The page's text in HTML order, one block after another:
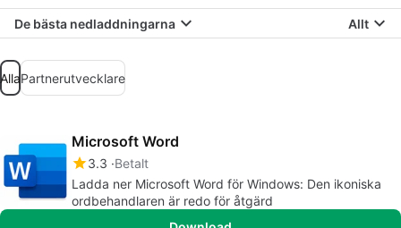
De bästa nedladdningarna Allt
AllaPartnerutvecklare
Microsoft Word
3.3 Betalt
Ladda ner Microsoft Word för Windows: Den ikoniska
ordbehandlaren är redo för åtgärd